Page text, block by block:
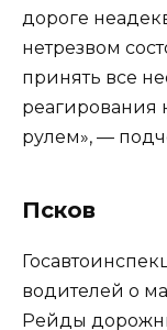
дороге
нетрезвом
принять все
реагирования
рулем», —
Псков
водителей о
Рейды